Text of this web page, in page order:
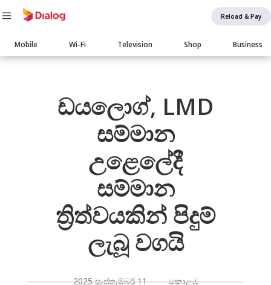
Reload & Pay
Main
navigation
Mobile Wi-Fi Television Shop Business
Body
ඩයලොග්, LMD
සම්මාන
උළෙලේදී
සම්මාන
ත්‍රිත්වයකින් පිදුම්
ලැබූ වගයි
2025 සැප්තැම්බර් 11 කොළඹ